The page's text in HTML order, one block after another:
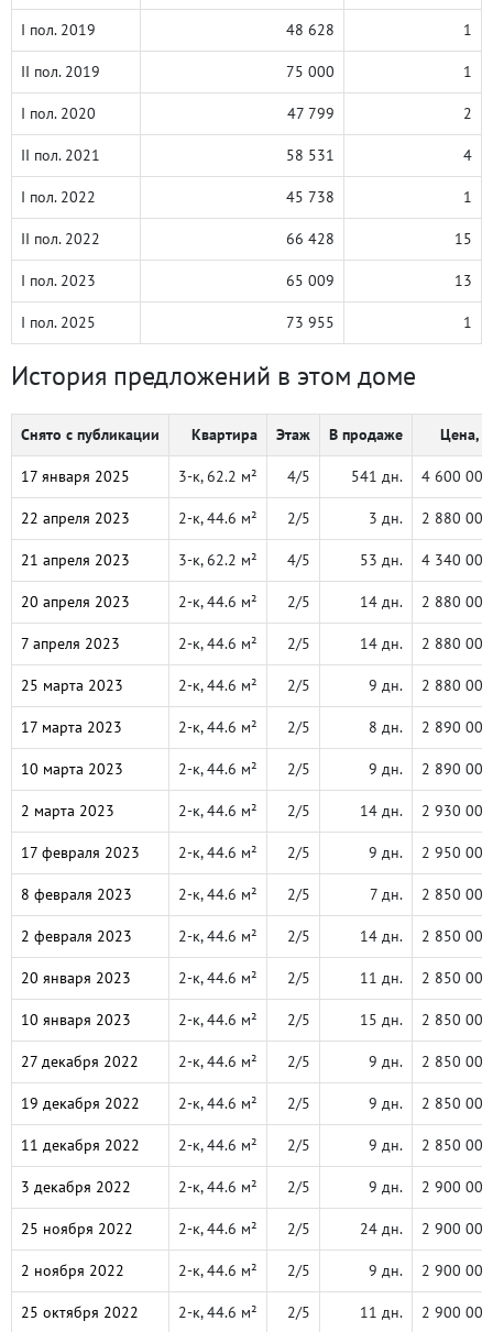
I пол. 2019 48 628 1
II пол. 2019 75 000 1
I пол. 2020 47 799 2
II пол. 2021 58 531 4
I пол. 2022 45 738 1
II пол. 2022 66 428 15
I пол. 2023 65 009 13
I пол. 2025 73 955 1
История предложений в этом доме
Снято с публикации Квартира Этаж В продаже Цена, ₽
17 января 2025 3-к, 62.2 м² 4/5 541 дн. 4 600 000
22 апреля 2023 2-к, 44.6 м² 2/5 3 дн. 2 880 000
21 апреля 2023 3-к, 62.2 м² 4/5 53 дн. 4 340 000
20 апреля 2023 2-к, 44.6 м² 2/5 14 дн. 2 880 000
7 апреля 2023 2-к, 44.6 м² 2/5 14 дн. 2 880 000
25 марта 2023 2-к, 44.6 м² 2/5 9 дн. 2 880 000
17 марта 2023 2-к, 44.6 м² 2/5 8 дн. 2 890 000
10 марта 2023 2-к, 44.6 м² 2/5 9 дн. 2 890 000
2 марта 2023 2-к, 44.6 м² 2/5 14 дн. 2 930 000
17 февраля 2023 2-к, 44.6 м² 2/5 9 дн. 2 950 000
8 февраля 2023 2-к, 44.6 м² 2/5 7 дн. 2 850 000
2 февраля 2023 2-к, 44.6 м² 2/5 14 дн. 2 850 000
20 января 2023 2-к, 44.6 м² 2/5 11 дн. 2 850 000
10 января 2023 2-к, 44.6 м² 2/5 15 дн. 2 850 000
27 декабря 2022 2-к, 44.6 м² 2/5 9 дн. 2 850 000
19 декабря 2022 2-к, 44.6 м² 2/5 9 дн. 2 850 000
11 декабря 2022 2-к, 44.6 м² 2/5 9 дн. 2 850 000
3 декабря 2022 2-к, 44.6 м² 2/5 9 дн. 2 900 000
25 ноября 2022 2-к, 44.6 м² 2/5 24 дн. 2 900 000
2 ноября 2022 2-к, 44.6 м² 2/5 9 дн. 2 900 000
25 октября 2022 2-к, 44.6 м² 2/5 11 дн. 2 900 000